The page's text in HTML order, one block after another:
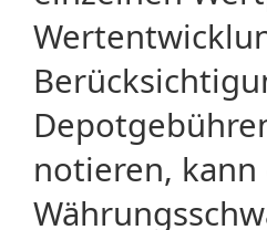
notieren,